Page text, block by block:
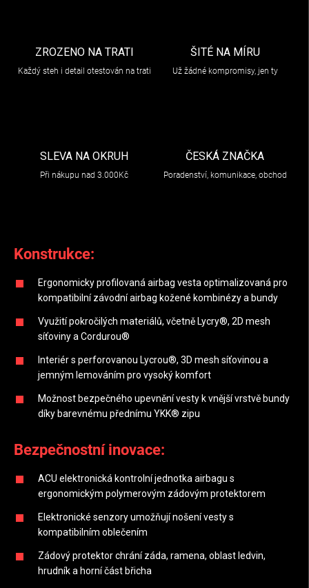
ZROZENO NA TRATI
Každý steh i detail otestován na trati
ŠITÉ NA MÍRU
Už žádné kompromisy, jen ty
SLEVA NA OKRUH
Při nákupu nad 3.000Kč
ČESKÁ ZNAČKA
Poradenství, komunikace, obchod
Konstrukce:
Ergonomicky profilovaná airbag vesta optimalizovaná pro
kompatibilní závodní airbag kožené kombinézy a bundy
Využití pokročilých materiálů, včetně Lycry®, 2D mesh
síťoviny a Cordurou®
Interiér s perforovanou Lycrou®, 3D mesh síťovinou a
jemným lemováním pro vysoký komfort
Možnost bezpečného upevnění vesty k vnější vrstvě bundy
díky barevnému přednímu YKK® zipu
Bezpečnostní inovace:
ACU elektronická kontrolní jednotka airbagu s
ergonomickým polymerovým zádovým protektorem
Elektronické senzory umožňují nošení vesty s
kompatibilním oblečením
Zádový protektor chrání záda, ramena, oblast ledvin,
hrudník a horní část břicha